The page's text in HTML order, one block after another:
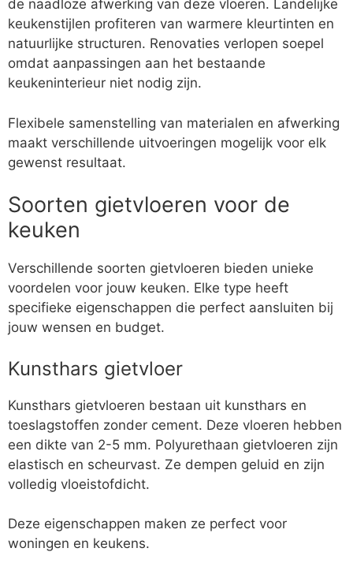
de naadloze afwerking van deze vloeren. Landelijke
keukenstijlen profiteren van warmere kleurtinten en
natuurlijke structuren. Renovaties verlopen soepel
omdat aanpassingen aan het bestaande
keukeninterieur niet nodig zijn.
Flexibele samenstelling van materialen en afwerking
maakt verschillende uitvoeringen mogelijk voor elk
gewenst resultaat.
Soorten gietvloeren voor de
keuken
Verschillende soorten gietvloeren bieden unieke
voordelen voor jouw keuken. Elke type heeft
specifieke eigenschappen die perfect aansluiten bij
jouw wensen en budget.
Kunsthars gietvloer
Kunsthars gietvloeren bestaan uit kunsthars en
toeslagstoffen zonder cement. Deze vloeren hebben
een dikte van 2-5 mm. Polyurethaan gietvloeren zijn
elastisch en scheurvast. Ze dempen geluid en zijn
volledig vloeistofdicht.
Deze eigenschappen maken ze perfect voor
woningen en keukens.